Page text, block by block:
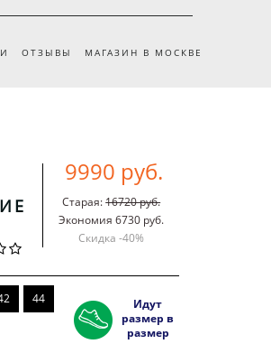
ОТЗЫВЫ МАГАЗИН В МОСКВЕ
9990 руб.
Старая:16720 руб.
Экономия 6730 руб.
Скидка -40%
44
Идут
размер в
размер